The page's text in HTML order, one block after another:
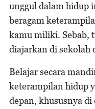
unggul dalam hidup
beragam
kamu miliki. Sebab,
diajarkan di sekolah
Belajar secara
keterampilan hidup
depan, khususnya